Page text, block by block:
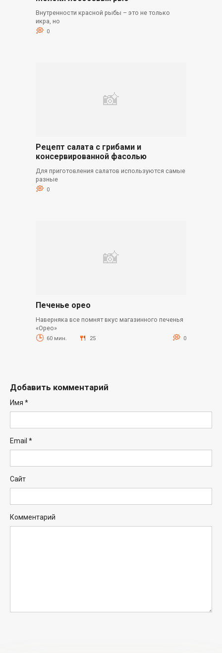
Внутренности красной рыбы – это не только
икра, но
0
Рецепт салата с грибами и
консервированной фасолью
Для приготовления салатов используются самые
разные
0
Печенье орео
Наверняка все помнят вкус магазинного печенья
«Орео»
60 мин. 25 0
Добавить комментарий
Имя *
Email *
Сайт
Комментарий